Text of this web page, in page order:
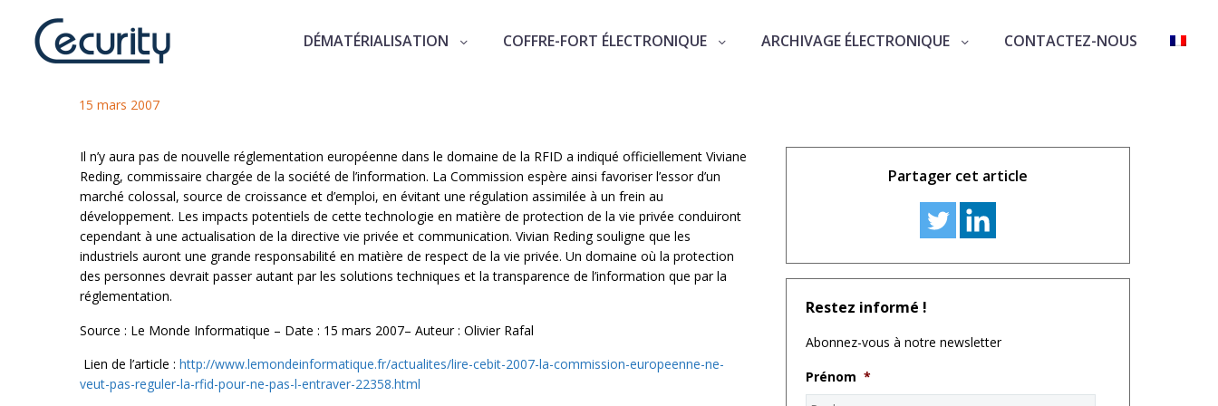
DÉMATÉRIALISATION COFFRE-FORT ÉLECTRONIQUE ARCHIVAGE ÉLECTRONIQUE CONTACTEZ-NOUS
Pas de directive européenne sur la RFID
15 mars 2007
Il n’y aura pas de nouvelle réglementation européenne dans le domaine de la RFID a indiqué officiellement Viviane
Reding, commissaire chargée de la société de l’information. La Commission espère ainsi favoriser l’essor d’un
marché colossal, source de croissance et d’emploi, en évitant une régulation assimilée à un frein au
développement. Les impacts potentiels de cette technologie en matière de protection de la vie privée conduiront
cependant à une actualisation de la directive vie privée et communication. Vivian Reding souligne que les
industriels auront une grande responsabilité en matière de respect de la vie privée. Un domaine où la protection
des personnes devrait passer autant par les solutions techniques et la transparence de l’information que par la
réglementation.
Source : Le Monde Informatique – Date : 15 mars 2007– Auteur : Olivier Rafal
Lien de l’article : http://www.lemondeinformatique.fr/actualites/lire-cebit-2007-la-commission-europeenne-ne-
veut-pas-reguler-la-rfid-pour-ne-pas-l-entraver-22358.html
Partager cet article
Restez informé !
Abonnez-vous à notre newsletter
Prénom *